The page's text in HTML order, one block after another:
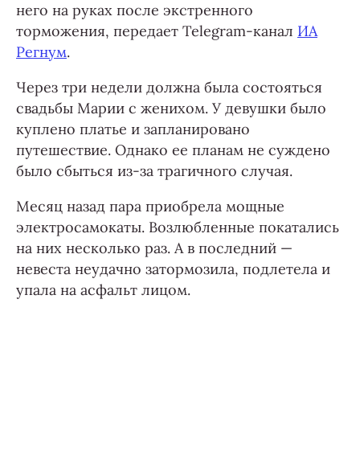
него на руках после экстренного
торможения, передает Telegram-канал ИА
Регнум.
Через три недели должна была состояться
свадьбы Марии с женихом. У девушки было
куплено платье и запланировано
путешествие. Однако ее планам не суждено
было сбыться из-за трагичного случая.
Месяц назад пара приобрела мощные
электросамокаты. Возлюбленные покатались
на них несколько раз. А в последний —
невеста неудачно затормозила, подлетела и
упала на асфальт лицом.